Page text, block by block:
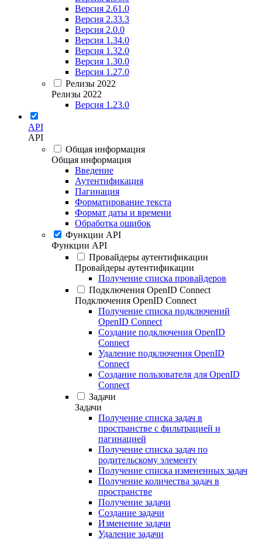
Версия 2.61.0
Версия 2.33.3
Версия 2.0.0
Версия 1.34.0
Версия 1.32.0
Версия 1.30.0
Версия 1.27.0
Релизы 2022
Релизы 2022
Версия 1.23.0
API
API
Общая информация
Общая информация
Введение
Аутентификация
Пагинация
Форматирование текста
Формат даты и времени
Обработка ошибок
Функции API
Функции API
Провайдеры аутентификации
Провайдеры аутентификации
Получение списка провайдеров
Подключения OpenID Connect
Подключения OpenID Connect
Получение списка подключений
OpenID Connect
Создание подключения OpenID
Connect
Удаление подключения OpenID
Connect
Создание пользователя для OpenID
Connect
Задачи
Задачи
Получение списка задач в
пространстве с фильтрацией и
пагинацией
Получение списка задач по
родительскому элементу
Получение списка измененных задач
Получение количества задач в
пространстве
Получение задачи
Создание задачи
Изменение задачи
Удаление задачи